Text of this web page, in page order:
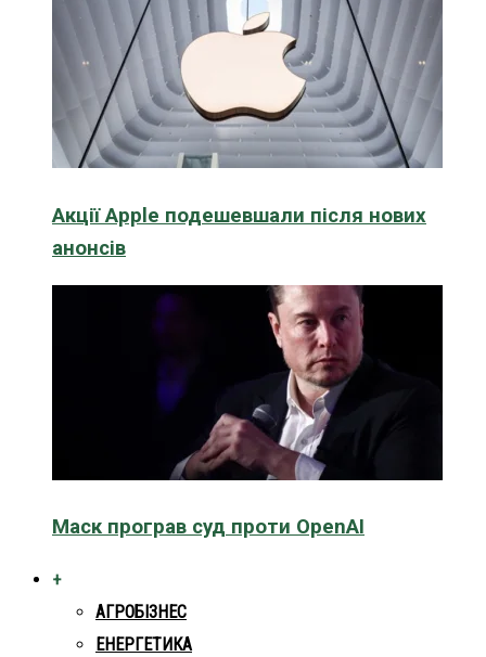
Акції Apple подешевшали після нових
анонсів
Маск програв суд проти OpenAI
+
АГРОБІЗНЕС
ЕНЕРГЕТИКА